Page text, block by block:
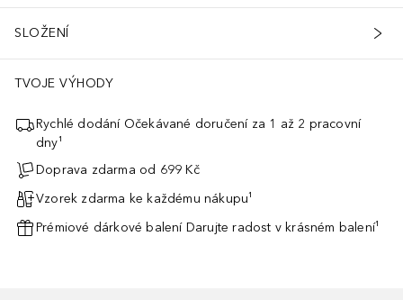
SLOŽENÍ
TVOJE VÝHODY
Rychlé dodání Očekávané doručení za 1 až 2 pracovní
dny¹
Doprava zdarma od 699 Kč
Vzorek zdarma ke každému nákupu¹
Prémiové dárkové balení Darujte radost v krásném balení¹